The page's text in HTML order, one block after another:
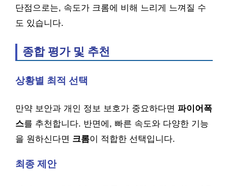
단점으로는, 속도가 크롬에 비해 느리게 느껴질 수
도 있습니다.
종합 평가 및 추천
상황별 최적 선택
만약 보안과 개인 정보 보호가 중요하다면 파이어폭
스를 추천합니다. 반면에, 빠른 속도와 다양한 기능
을 원하신다면 크롬이 적합한 선택입니다.
최종 제안